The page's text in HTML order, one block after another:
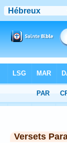
Chapitre 4 > Verset 4
Versets